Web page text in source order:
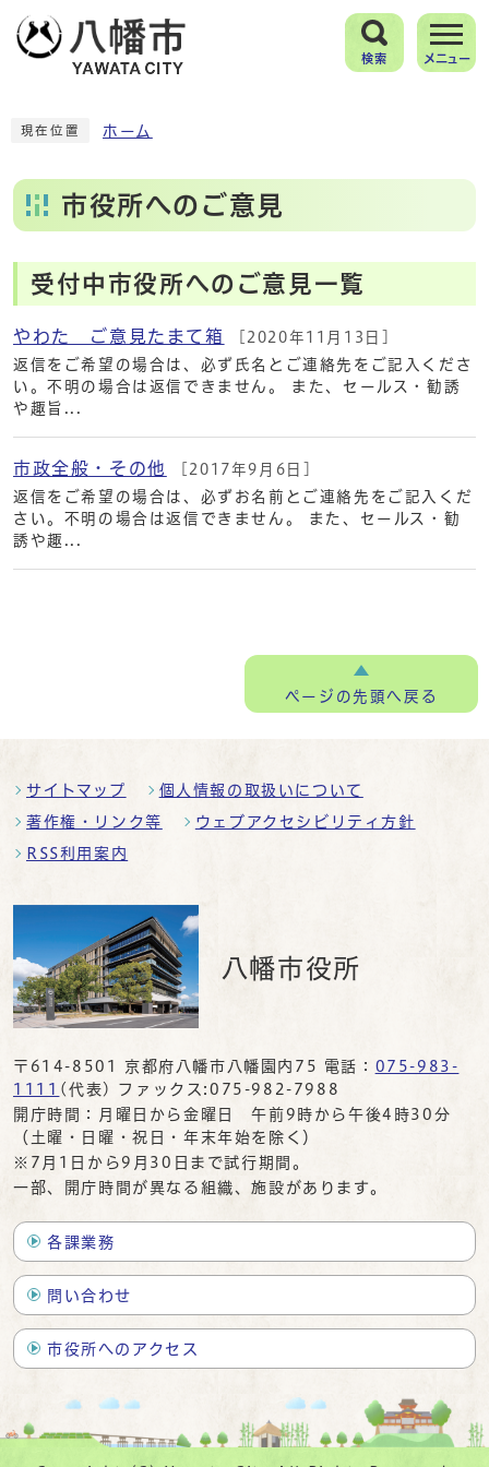
検索 メニュー
現在位置 ホーム
市役所へのご意見
受付中市役所へのご意見一覧
やわた ご意見たまて箱
[2020年11月13日]
返信をご希望の場合は、必ず氏名とご連絡先をご記入くださ
い。不明の場合は返信できません。 また、セールス・勧誘
や趣旨...
市政全般・その他
[2017年9月6日]
返信をご希望の場合は、必ずお名前とご連絡先をご記入くだ
さい。不明の場合は返信できません。 また、セールス・勧
誘や趣...
ページの先頭へ戻る
サイトマップ 個人情報の取扱いについて
著作権・リンク等 ウェブアクセシビリティ方針
RSS利用案内
八幡市役所
〒614-8501 京都府八幡市八幡園内75 電話： 075-983-
1111 (代表) ファックス:075-982-7988
開庁時間：月曜日から金曜日 午前9時から午後4時30分
（土曜・日曜・祝日・年末年始を除く）
※7月1日から9月30日まで試行期間。
一部、開庁時間が異なる組織、施設があります。
各課業務
問い合わせ
市役所へのアクセス